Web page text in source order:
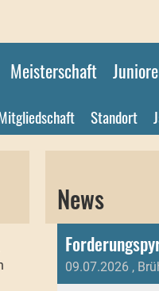
Meisterschaft
Standort
News
09.07.2026 ,